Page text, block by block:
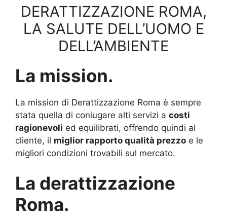
DERATTIZZAZIONE ROMA,
LA SALUTE DELL’UOMO E
DELL’AMBIENTE
La mission.
La mission di Derattizzazione Roma è sempre
stata quella di coniugare alti servizi a costi
ragionevoli ed equilibrati, offrendo quindi al
cliente, il miglior rapporto qualità prezzo e le
migliori condizioni trovabili sul mercato.
La derattizzazione
Roma.